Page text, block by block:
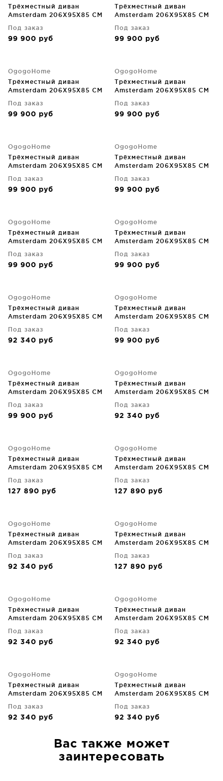
Трёхместный диван
Amsterdam 206X95X85 CM
Под заказ
99 900 руб
Трёхместный диван
Amsterdam 206X95X85 CM
Под заказ
99 900 руб
OgogoHome
Трёхместный диван
Amsterdam 206X95X85 CM
Под заказ
99 900 руб
OgogoHome
Трёхместный диван
Amsterdam 206X95X85 CM
Под заказ
99 900 руб
OgogoHome
Трёхместный диван
Amsterdam 206X95X85 CM
Под заказ
99 900 руб
OgogoHome
Трёхместный диван
Amsterdam 206X95X85 CM
Под заказ
99 900 руб
OgogoHome
Трёхместный диван
Amsterdam 206X95X85 CM
Под заказ
99 900 руб
OgogoHome
Трёхместный диван
Amsterdam 206X95X85 CM
Под заказ
99 900 руб
OgogoHome
Трёхместный диван
Amsterdam 206X95X85 CM
Под заказ
92 340 руб
OgogoHome
Трёхместный диван
Amsterdam 206X95X85 CM
Под заказ
99 900 руб
OgogoHome
Трёхместный диван
Amsterdam 206X95X85 CM
Под заказ
99 900 руб
OgogoHome
Трёхместный диван
Amsterdam 206X95X85 CM
Под заказ
92 340 руб
OgogoHome
Трёхместный диван
Amsterdam 206X95X85 CM
Под заказ
127 890 руб
OgogoHome
Трёхместный диван
Amsterdam 206X95X85 CM
Под заказ
127 890 руб
OgogoHome
Трёхместный диван
Amsterdam 206X95X85 CM
Под заказ
92 340 руб
OgogoHome
Трёхместный диван
Amsterdam 206X95X85 CM
Под заказ
127 890 руб
OgogoHome
Трёхместный диван
Amsterdam 206X95X85 CM
Под заказ
92 340 руб
OgogoHome
Трёхместный диван
Amsterdam 206X95X85 CM
Под заказ
92 340 руб
OgogoHome
Трёхместный диван
Amsterdam 206X95X85 CM
Под заказ
92 340 руб
OgogoHome
Трёхместный диван
Amsterdam 206X95X85 CM
Под заказ
92 340 руб
Вас также может
заинтересовать